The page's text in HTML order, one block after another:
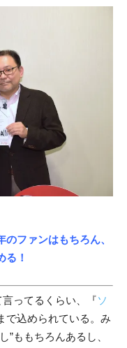
のファンはもちろん、
る！
言ってるくらい、『ソ
で込められている。み
”ももちろんあるし、